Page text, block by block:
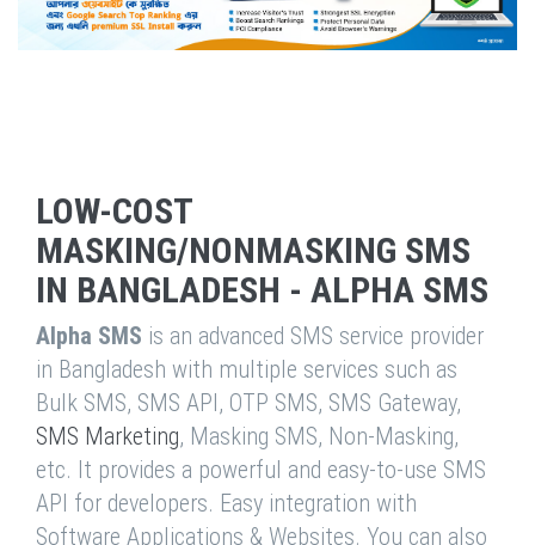
LOW-COST
MASKING/NONMASKING SMS
IN BANGLADESH - ALPHA SMS
Alpha SMS is an advanced SMS service provider
in Bangladesh with multiple services such as
Bulk SMS, SMS API, OTP SMS, SMS Gateway,
SMS Marketing, Masking SMS, Non-Masking,
etc. It provides a powerful and easy-to-use SMS
API for developers. Easy integration with
Software Applications & Websites. You can also